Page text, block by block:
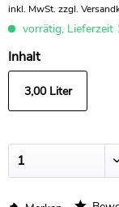
inkl. MwSt. zzgl.
vorrätig, Lieferzeit
Inhalt
3,00 Liter